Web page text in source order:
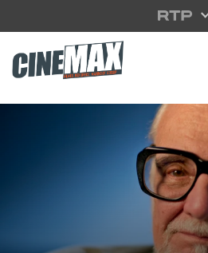
Saltar para o conteúdo principal